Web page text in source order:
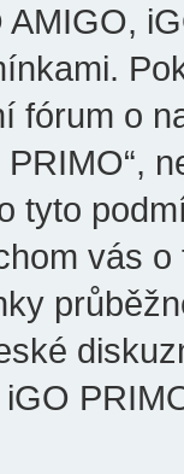
fórum o
tyto
vás